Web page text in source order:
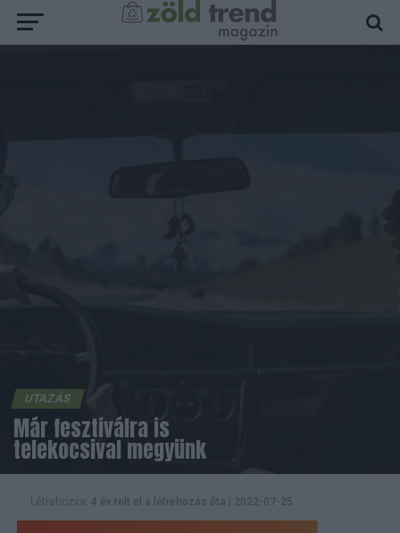
UTAZÁS
Már fesztiválra is
telekocsival megyünk
Létrehozva: 4 év telt el a létrehozás óta 2022-07-25